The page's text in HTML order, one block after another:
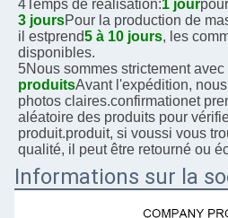
4Temps de réalisation:1 jour
3 joursPour la production de
il estprend5 à 10 jours, les
disponibles.
5Nous sommes strictement avec
produitsAvant l'expédition,
photos claires.confirmationet
aléatoire des produits pour
produit.produit, si voussi vous
qualité, il peut être retourné ou
Informations sur la